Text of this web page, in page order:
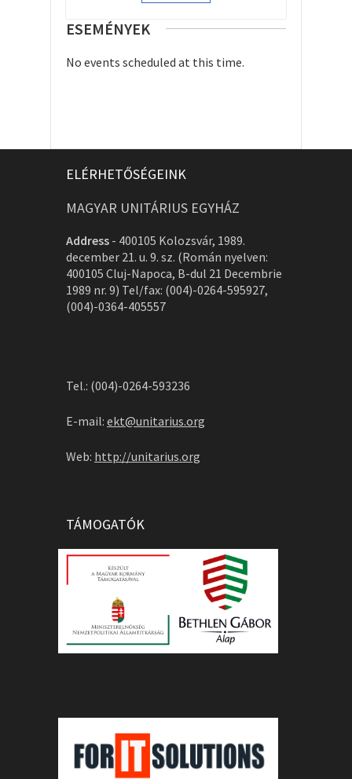
ESEMÉNYEK
No events scheduled at this time.
ELÉRHETŐSÉGEINK
MAGYAR UNITÁRIUS EGYHÁZ
Address - 400105 Kolozsvár, 1989.
december 21. u. 9. sz. (Román nyelven:
400105 Cluj-Napoca, B-dul 21 Decembrie
1989 nr. 9) Tel/fax: (004)-0264-595927,
(004)-0364-405557
Tel.: (004)-0264-593236
E-mail: ekt@unitarius.org
Web: http://unitarius.org
TÁMOGATÓK